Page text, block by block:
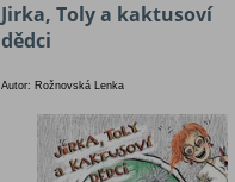
Jirka, Toly a kaktusoví
dědci
Autor: Rožnovská Lenka